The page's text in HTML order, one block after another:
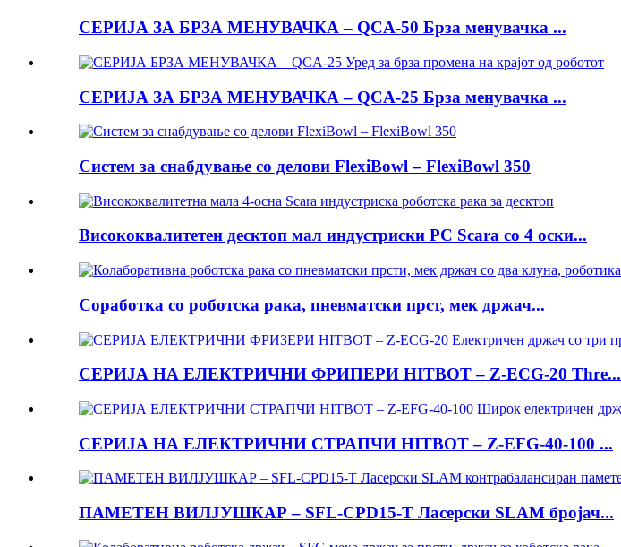
СЕРИЈА ЗА БРЗА МЕНУВАЧКА – QCA-50 Брза менувачка ...
СЕРИЈА ЗА БРЗА МЕНУВАЧКА – QCA-25 Брза менувачка ...
Систем за снабдување со делови FlexiBowl – FlexiBowl 350
Висококвалитетен десктоп мал индустриски РС Scara со 4 оски...
Соработка со роботска рака, пневматски прст, мек држач...
СЕРИЈА НА ЕЛЕКТРИЧНИ ФРИПЕРИ HITBOT – Z-ECG-20 Thre...
СЕРИЈА НА ЕЛЕКТРИЧНИ СТРАПЧИ HITBOT – Z-EFG-40-100 ...
ПАМЕТЕН ВИЛЈУШКАР – SFL-CPD15-T Ласерски SLAM бројач...